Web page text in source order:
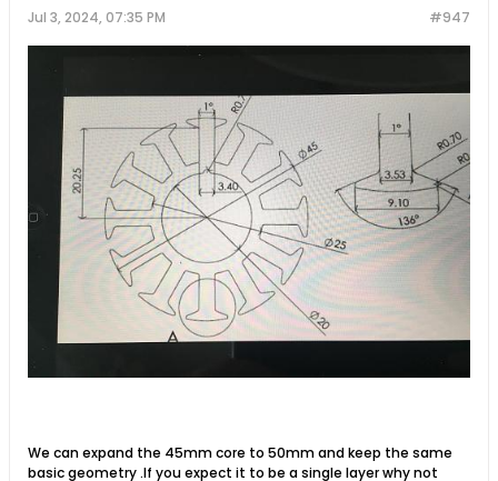
#947
Jul 3, 2024, 07:35 PM
We can expand the 45mm core to 50mm and keep the same
basic geometry .If you expect it to be a single layer why not